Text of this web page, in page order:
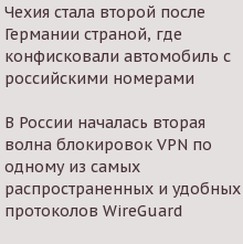
Чехия стала второй после
Германии страной, где
конфисковали автомобиль с
российскими номерами
В России началась вторая
волна блокировок VPN по
одному из самых
распространенных и удобных
протоколов WireGuard